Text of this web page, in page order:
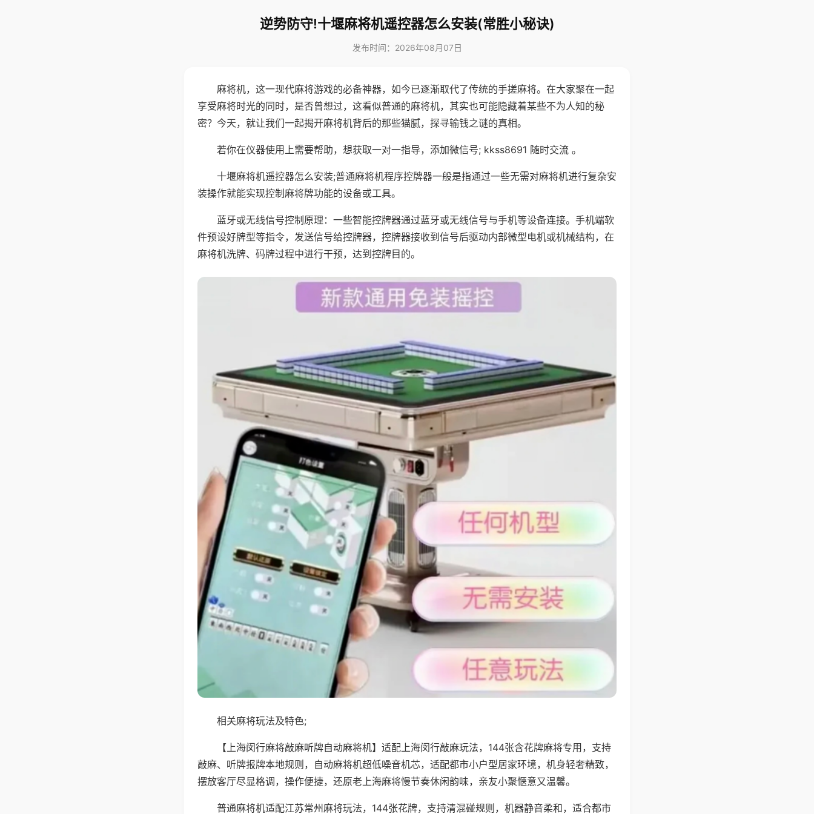
逆势防守!十堰麻将机遥控器怎么安装(常胜小秘诀)
发布时间：2026年08月07日
麻将机，这一现代麻将游戏的必备神器，如今已逐渐取代了传统的手搓麻将。在大家聚在一起
享受麻将时光的同时，是否曾想过，这看似普通的麻将机，其实也可能隐藏着某些不为人知的秘
密？今天，就让我们一起揭开麻将机背后的那些猫腻，探寻输钱之谜的真相。
若你在仪器使用上需要帮助，想获取一对一指导，添加微信号; kkss8691 随时交流 。
十堰麻将机遥控器怎么安装;普通麻将机程序控牌器一般是指通过一些无需对麻将机进行复杂安
装操作就能实现控制麻将牌功能的设备或工具。
蓝牙或无线信号控制原理：一些智能控牌器通过蓝牙或无线信号与手机等设备连接。手机端软
件预设好牌型等指令，发送信号给控牌器，控牌器接收到信号后驱动内部微型电机或机械结构，在
麻将机洗牌、码牌过程中进行干预，达到控牌目的。
相关麻将玩法及特色;
【上海闵行麻将敲麻听牌自动麻将机】适配上海闵行敲麻玩法，144张含花牌麻将专用，支持
敲麻、听牌报牌本地规则，自动麻将机超低噪音机芯，适配都市小户型居家环境，机身轻奢精致，
摆放客厅尽显格调，操作便捷，还原老上海麻将慢节奏休闲韵味，亲友小聚惬意又温馨。
普通麻将机适配江苏常州麻将玩法，144张花牌，支持清混碰规则，机器静音柔和，适合都市